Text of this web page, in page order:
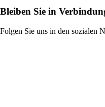
Bleiben Sie in
Folgen Sie uns in den sozialen